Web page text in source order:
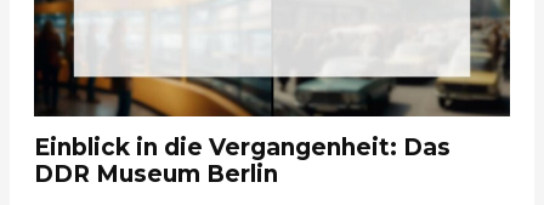
Einblick in die Vergangenheit: Das
DDR Museum Berlin